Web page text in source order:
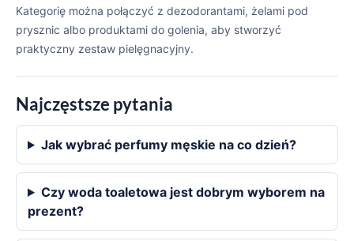
Kategorię można połączyć z dezodorantami, żelami pod
prysznic albo produktami do golenia, aby stworzyć
praktyczny zestaw pielęgnacyjny.
Najczęstsze pytania
Jak wybrać perfumy męskie na co dzień?
Czy woda toaletowa jest dobrym wyborem na
prezent?